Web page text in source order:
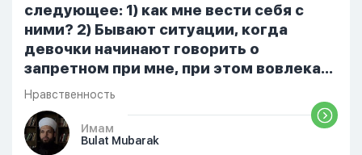
следующее: 1) как мне вести себя с
ними? 2) Бывают ситуации, когда
девочки начинают говорить о
запретном при мне, при этом вовлекая
меня в разговор. Что мне делать? 3)
Можно ли их открыто игнорировать? Не
будет ли это невежливым отношением
к людям (не будет грехом считаться)?
Нравственность
Имам
Bulat Mubarak